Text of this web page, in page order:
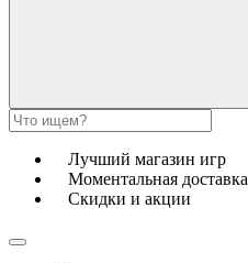
Лучший магазин игр
Моментальная доставка
Скидки и акции